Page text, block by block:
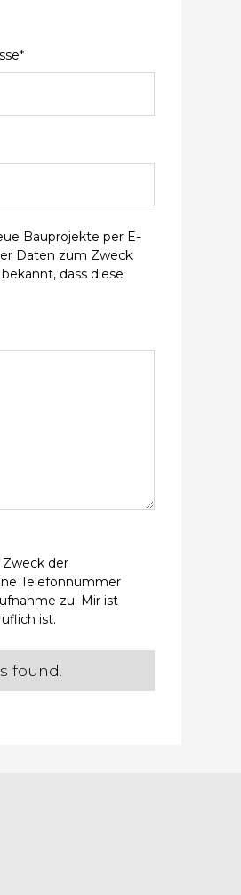
Bauprojekte per E-
Daten zum Zweck
dass diese
der
Telefonnummer
zu. Mir ist
ist.
found.